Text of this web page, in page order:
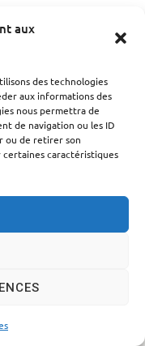
aux
des technologies
aux informations des
nous permettra de
de navigation ou les ID
ou de retirer son
caractéristiques